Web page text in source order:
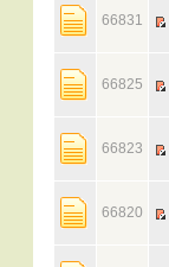
66831
66825
66823
66820